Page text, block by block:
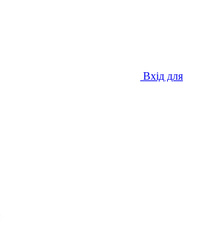
Вхід для